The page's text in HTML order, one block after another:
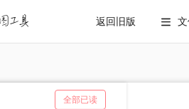
返回旧版 
全部已读